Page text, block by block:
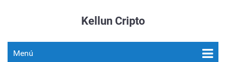
Kellun Cripto
Menú